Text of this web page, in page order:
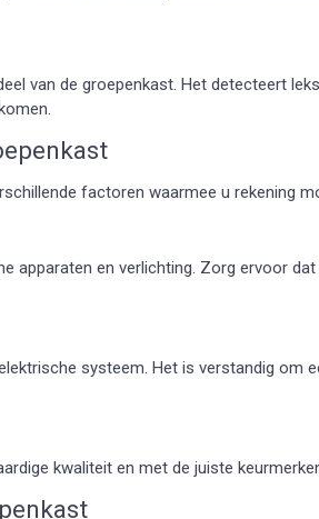
van de groepenkast. Het detecteert
factoren waarmee u rekening
apparaten en verlichting. Zorg ervoor dat
systeem. Het is verstandig om
kwaliteit en met de juiste